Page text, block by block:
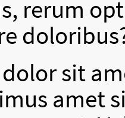
rerum
sit
amet